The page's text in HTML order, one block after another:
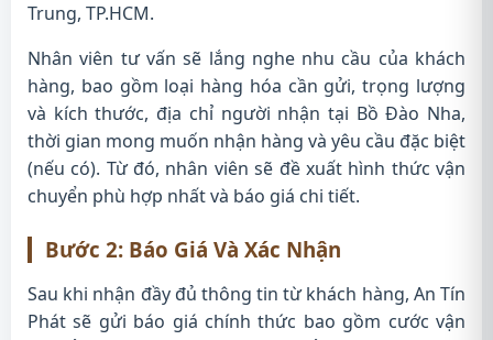
Trung, TP.HCM.
Nhân viên tư vấn sẽ lắng nghe nhu cầu của khách
hàng, bao gồm loại hàng hóa cần gửi, trọng lượng
và kích thước, địa chỉ người nhận tại Bồ Đào Nha,
thời gian mong muốn nhận hàng và yêu cầu đặc biệt
(nếu có). Từ đó, nhân viên sẽ đề xuất hình thức vận
chuyển phù hợp nhất và báo giá chi tiết.
Bước 2: Báo Giá Và Xác Nhận
Sau khi nhận đầy đủ thông tin từ khách hàng, An Tín
Phát sẽ gửi báo giá chính thức bao gồm cước vận